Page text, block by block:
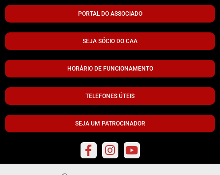
PORTAL DO ASSOCIADO
SEJA SÓCIO DO CAA
HORÁRIO DE FUNCIONAMENTO
TELEFONES ÚTEIS
SEJA UM PATROCINADOR